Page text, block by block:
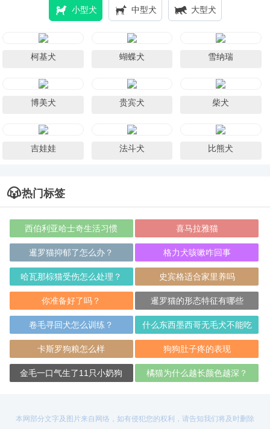
小型犬 中型犬 大型犬
柯基犬 蝴蝶犬 雪纳瑞
博美犬 贵宾犬 柴犬
吉娃娃 法斗犬 比熊犬
热门标签
西伯利亚哈士奇生活习惯 喜马拉雅猫
暹罗猫抑郁了怎么办？ 格力犬咳嗽咋回事
哈瓦那棕猫受伤怎么处理？ 史宾格适合家里养吗
你准备好了吗？ 暹罗猫的形态特征有哪些
卷毛寻回犬怎么训练？ 什么东西墨西哥无毛犬不能吃
卡斯罗狗粮怎么样 狗狗肚子疼的表现
金毛一口气生了11只小奶狗 橘猫为什么越长颜色越深？
本网部分文字及图片来自网络，如有侵犯您的权利，请告知我们将及时删除